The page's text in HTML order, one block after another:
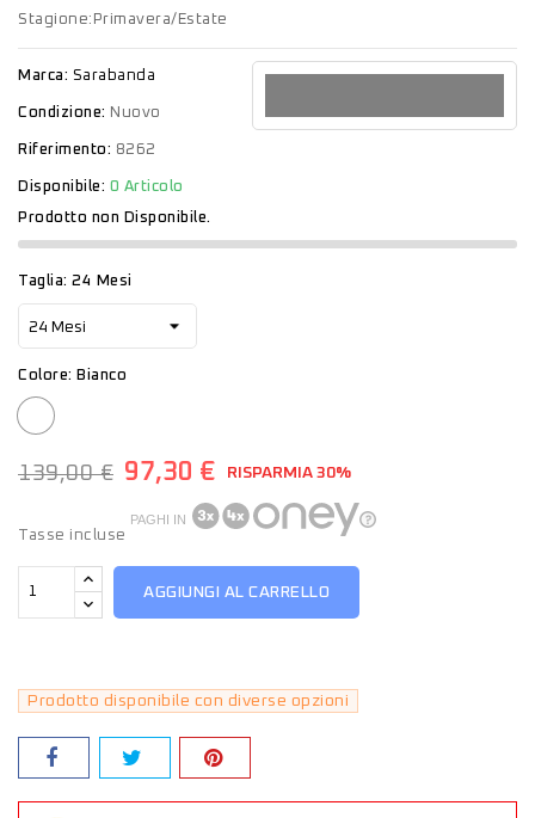
Stagione:Primavera/Estate
Marca: Sarabanda
Condizione: Nuovo
Riferimento: 8262
Disponibile: 0 Articolo
Prodotto non Disponibile.
Taglia: 24 Mesi
Colore: Bianco
Bianco
139,00 € 97,30 € RISPARMIA 30%
Tasse incluse
PAGHI IN
AGGIUNGI AL CARRELLO
Prodotto disponibile con diverse opzioni